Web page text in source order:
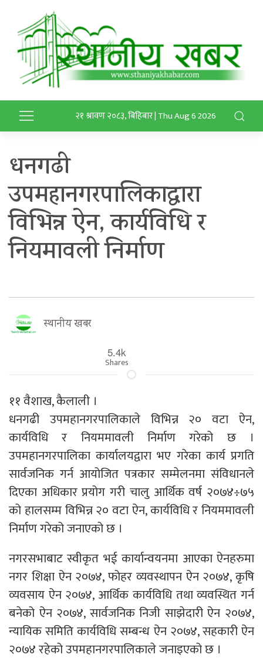
२१ श्रावण २०८३, बिहिबार | Thu Aug 6 2026
धनगढी
उपमहानगरपालिकाद्वारा
विभिन्न ऐन, कार्यविधि र
नियमावली निर्माण
स्थानीय खबर
5.4k
Shares
११ वैशाख, कैलाली ।
धनगढी उपमहानगरपालिकाले विभिन्न २० वटा ऐन,
कार्यविधि र नियममावली निर्माण गरेको छ ।
उपमहानगरपालिका कार्यालयद्वारा भए गरेका कार्य प्रगति
सार्वजनिक गर्न आयोजित पत्रकार सम्मेलनमा संविधानले
दिएका अधिकार प्रयोग गरी चालु आर्थिक वर्ष २०७४÷७५
को हालसम्म विभिन्न २० वटा ऐन, कार्यविधि र नियममावली
निर्माण गरेको जनाएको छ ।
नगरसभाबाट स्वीकृत भई कार्यान्वयनमा आएका ऐनहरुमा
नगर शिक्षा ऐन २०७४, फोहर व्यवस्थापन ऐन २०७४, कृषि
व्यवसाय ऐन २०७४, आर्थिक कार्यविधि तथा व्यवस्थित गर्न
बनेको ऐन २०७४, सार्वजनिक निजी साझेदारी ऐन २०७४,
न्यायिक समिति कार्यविधि सम्बन्ध ऐन २०७४, सहकारी ऐन
२०७४ रहेको उपमहानगरपालिकाले जनाइएको छ ।